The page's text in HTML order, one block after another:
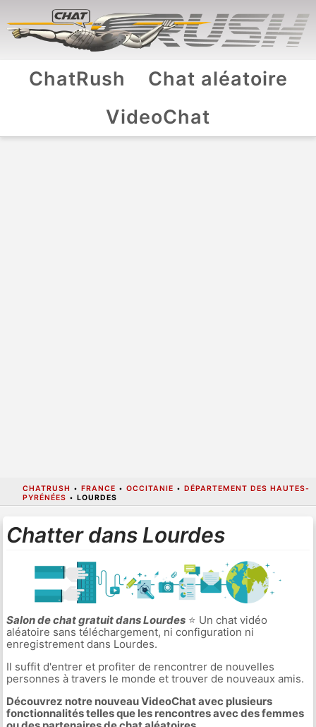
ChatRush
Chat aléatoire
VideoChat
CHATRUSH • FRANCE • OCCITANIE • DÉPARTEMENT DES HAUTES-
PYRÉNÉES • LOURDES
Chatter dans Lourdes
Salon de chat gratuit dans Lourdes⭐ Un chat vidéo
aléatoire sans téléchargement, ni configuration ni
enregistrement dans Lourdes.
Il suffit d'entrer et profiter de rencontrer de nouvelles
personnes à travers le monde et trouver de nouveaux amis.
Découvrez notre nouveau VideoChat avec plusieurs
fonctionnalités telles que les rencontres avec des femmes